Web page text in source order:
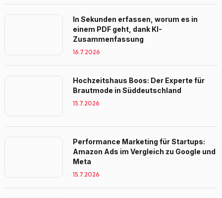
In Sekunden erfassen, worum es in
einem PDF geht, dank KI-
Zusammenfassung
16.7.2026
Hochzeitshaus Boos: Der Experte für
Brautmode in Süddeutschland
15.7.2026
Performance Marketing für Startups:
Amazon Ads im Vergleich zu Google und
Meta
15.7.2026